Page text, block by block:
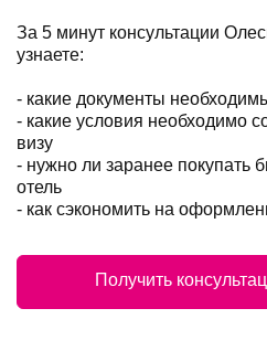
За 5 минут консультации
узнаете:
- какие документы
- какие условия необходимо
визу
- нужно ли заранее покупать
отель
- как сэкономить на
Получить